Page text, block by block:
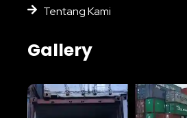
Tentang Kami
Gallery